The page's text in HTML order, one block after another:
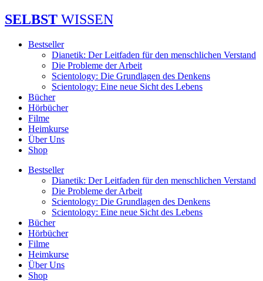
Zum
Inhalt
SELBST WISSEN
Bestseller
Dianetik: Der Leitfaden für den menschlichen Verstand
Die Probleme der Arbeit
Scientology: Die Grundlagen des Denkens
Scientology: Eine neue Sicht des Lebens
Bücher
Hörbücher
Filme
Heimkurse
Über Uns
Shop
Bestseller
Dianetik: Der Leitfaden für den menschlichen Verstand
Die Probleme der Arbeit
Scientology: Die Grundlagen des Denkens
Scientology: Eine neue Sicht des Lebens
Bücher
Hörbücher
Filme
Heimkurse
Über Uns
Shop